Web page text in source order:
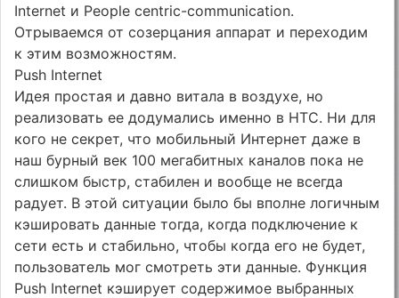
Internet и People centric-communication.
Отрываемся от созерцания аппарат и переходим
к этим возможностям.
Push Internet
Идея простая и давно витала в воздухе, но
реализовать ее додумались именно в HTC. Ни для
кого не секрет, что мобильный Интернет даже в
наш бурный век 100 мегабитных каналов пока не
слишком быстр, стабилен и вообще не всегда
радует. В этой ситуации было бы вполне логичным
кэшировать данные тогда, когда подключение к
сети есть и стабильно, чтобы когда его не будет,
пользователь мог смотреть эти данные. Функция
Push Internet кэширует содержимое выбранных